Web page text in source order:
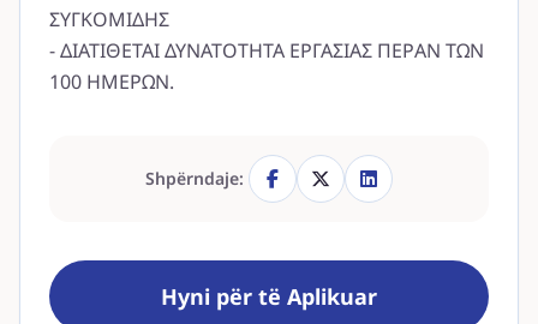
ΣΥΓΚΟΜΙΔΗΣ
- ΔΙΑΤΙΘΕΤΑΙ ΔΥΝΑΤΟΤΗΤΑ ΕΡΓΑΣΙΑΣ ΠΕΡΑΝ ΤΩΝ
100 ΗΜΕΡΩΝ.
Shpërndaje:
Hyni për të Aplikuar